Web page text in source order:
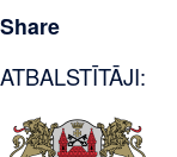
Share
ATBALSTĪTĀJI: